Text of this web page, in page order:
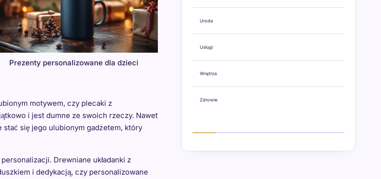
Prezenty personalizowane dla dzieci
motywem, czy plecaki z
i jest dumne ze swoich rzeczy. Nawet
się jego ulubionym gadżetem, który
Drewniane układanki z
i dedykacją, czy personalizowane
Uroda
Usługi
Wnętrza
Zdrowie